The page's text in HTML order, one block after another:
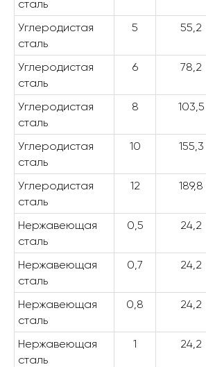
сталь
Углеродистая
сталь
5 55,2
Углеродистая
сталь
6 78,2
Углеродистая
сталь
8 103,5
Углеродистая
сталь
10 155,3
Углеродистая
сталь
12 189,8
Нержавеющая
сталь
0,5 24,2
Нержавеющая
сталь
0,7 24,2
Нержавеющая
сталь
0,8 24,2
Нержавеющая
сталь
1 24,2